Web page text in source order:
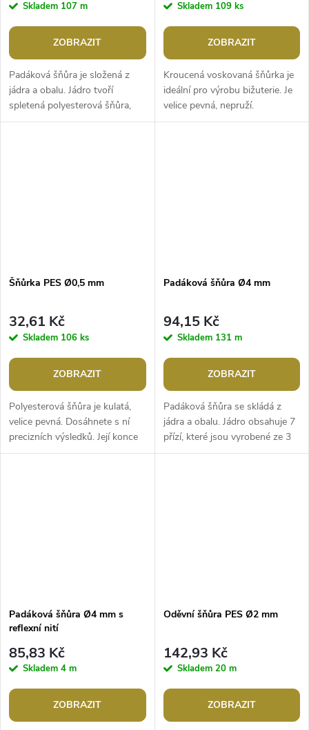
Skladem 107 m
ZOBRAZIT
Padáková šňůra je složená z
jádra a obalu. Jádro tvoří
spletená polyesterová šňůra,
obal je upletený z
Skladem 109 ks
ZOBRAZIT
Kroucená voskovaná šňůrka je
ideální pro výrobu bižuterie. Je
velice pevná, nepruží.
Dosáhnete s ní precizních
Šňůrka PES Ø0,5 mm
32,61 Kč
Skladem 106 ks
ZOBRAZIT
Polyesterová šňůra je kulatá,
velice pevná. Dosáhnete s ní
precizních výsledků. Její konce
dobře drží, nepářou se, můžete
Padáková šňůra Ø4 mm
94,15 Kč
Skladem 131 m
ZOBRAZIT
Padáková šňůra se skládá z
jádra a obalu. Jádro obsahuje 7
přízí, které jsou vyrobené ze 3
pramenů. Obal je upletený z
Padáková šňůra Ø4 mm s
reflexní nití
85,83 Kč
Skladem 4 m
ZOBRAZIT
Oděvní šňůra PES Ø2 mm
142,93 Kč
Skladem 20 m
ZOBRAZIT